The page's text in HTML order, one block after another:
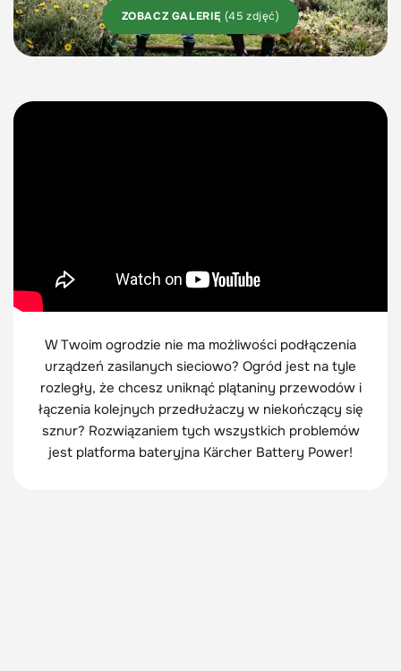
ZOBACZ GALERIĘ (45 zdjęć)
W Twoim ogrodzie nie ma możliwości podłączenia
urządzeń zasilanych sieciowo? Ogród jest na tyle
rozległy, że chcesz uniknąć plątaniny przewodów i
łączenia kolejnych przedłużaczy w niekończący się
sznur? Rozwiązaniem tych wszystkich problemów
jest platforma bateryjna Kärcher Battery Power!